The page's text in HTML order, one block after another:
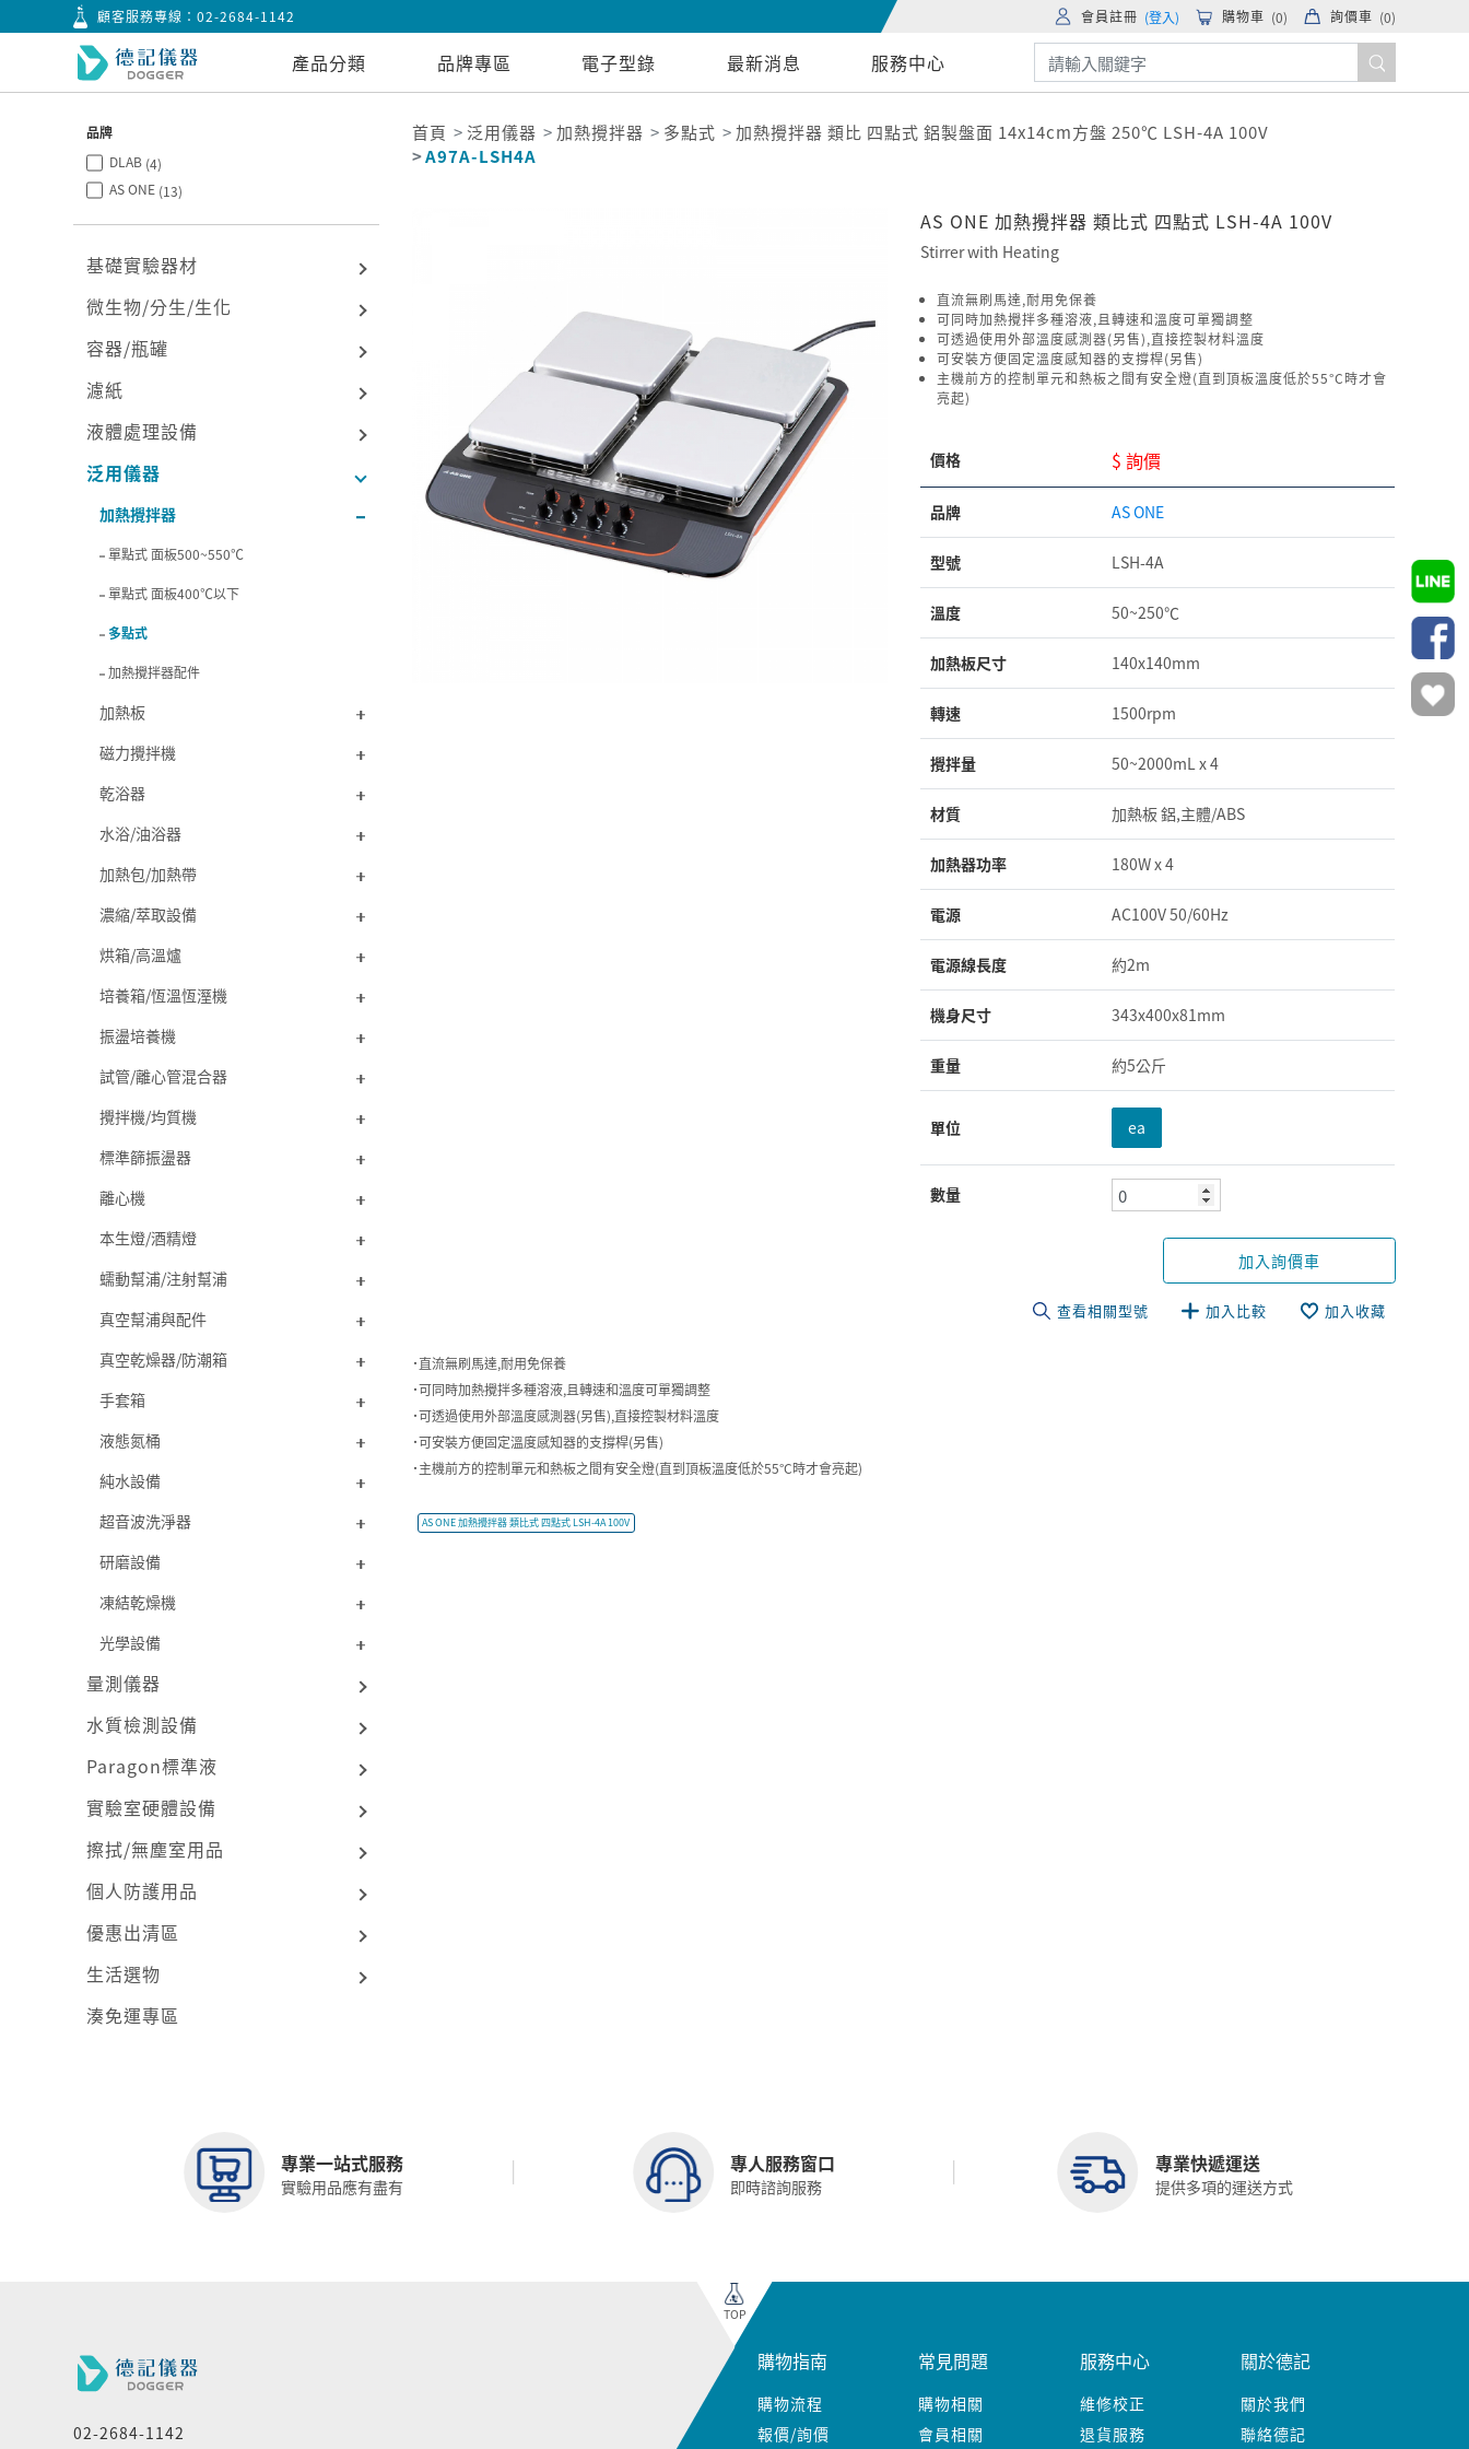
顧客服務專線：02-2684-1142 會員註冊 (登入) 購物車 (0) 詢價車 (0)
產品分類 品牌專區 電子型錄 最新消息 服務中心
品牌
DLAB (4)
AS ONE (13)
基礎實驗器材
微生物/分生/生化
容器/瓶罐
濾紙
液體處理設備
泛用儀器
加熱攪拌器
單點式 面板500~550℃
單點式 面板400℃以下
多點式
加熱攪拌器配件
加熱板
磁力攪拌機
乾浴器
水浴/油浴器
加熱包/加熱帶
濃縮/萃取設備
烘箱/高溫爐
培養箱/恆溫恆溼機
振盪培養機
試管/離心管混合器
攪拌機/均質機
標準篩振盪器
離心機
本生燈/酒精燈
蠕動幫浦/注射幫浦
真空幫浦與配件
真空乾燥器/防潮箱
手套箱
液態氮桶
純水設備
超音波洗淨器
研磨設備
凍結乾燥機
光學設備
量測儀器
水質檢測設備
Paragon標準液
實驗室硬體設備
擦拭/無塵室用品
個人防護用品
優惠出清區
生活選物
湊免運專區
首頁 泛用儀器 加熱攪拌器 多點式
加熱攪拌器 類比 四點式 鋁製盤面 14x14cm方盤 250℃ LSH-4A 100V
A97A-LSH4A
AS ONE 加熱攪拌器 類比式 四點式 LSH-4A 100V
Stirrer with Heating
直流無刷馬達,耐用免保養
可同時加熱攪拌多種溶液,且轉速和溫度可單獨調整
可透過使用外部溫度感測器(另售),直接控製材料溫度
可安裝方便固定溫度感知器的支撐桿(另售)
主機前方的控制單元和熱板之間有安全燈(直到頂板溫度低於55°C時才會
亮起)
價格 $ 詢價
品牌 AS ONE
型號 LSH-4A
溫度 50~250℃
加熱板尺寸 140x140mm
轉速 1500rpm
攪拌量 50~2000mL x 4
材質 加熱板 鋁,主體/ABS
加熱器功率 180W x 4
電源 AC100V 50/60Hz
電源線長度 約2m
機身尺寸 343x400x81mm
重量 約5公斤
單位 ea
數量
加入詢價車
查看相關型號 加入比較 加入收藏
˙直流無刷馬達,耐用免保養
˙可同時加熱攪拌多種溶液,且轉速和溫度可單獨調整
˙可透過使用外部溫度感測器(另售),直接控製材料溫度
˙可安裝方便固定溫度感知器的支撐桿(另售)
˙主機前方的控制單元和熱板之間有安全燈(直到頂板溫度低於55°C時才會亮起)
AS ONE 加熱攪拌器 類比式 四點式 LSH-4A 100V
專業一站式服務
實驗用品應有盡有
專人服務窗口
即時諮詢服務
專業快遞運送
提供多項的運送方式
TOP
02-2684-1142
購物指南
購物流程
報價/詢價
常見問題
購物相關
會員相關
服務中心
維修校正
退貨服務
關於德記
關於我們
聯絡德記